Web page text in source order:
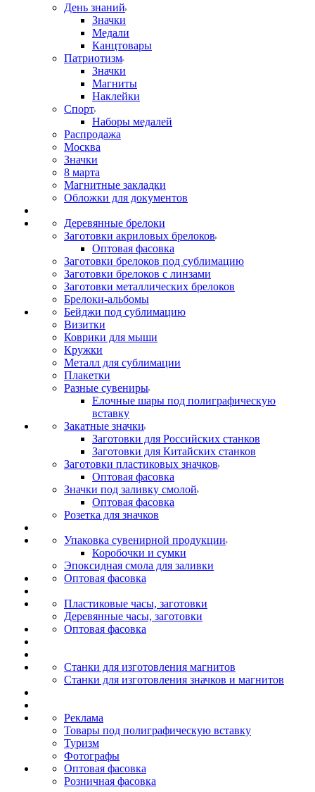
День знаний
Значки
Медали
Канцтовары
Патриотизм
Значки
Магниты
Наклейки
Спорт
Наборы медалей
Распродажа
Москва
Значки
8 марта
Магнитные закладки
Обложки для документов
Деревянные брелоки
Заготовки акриловых брелоков
Оптовая фасовка
Заготовки брелоков под сублимацию
Заготовки брелоков с линзами
Заготовки металлических брелоков
Брелоки-альбомы
Бейджи под сублимацию
Визитки
Коврики для мыши
Кружки
Металл для сублимации
Плакетки
Разные сувениры
Елочные шары под полиграфическую
вставку
Закатные значки
Заготовки для Российских станков
Заготовки для Китайских станков
Заготовки пластиковых значков
Оптовая фасовка
Значки под заливку смолой
Оптовая фасовка
Розетка для значков
Упаковка сувенирной продукции
Коробочки и сумки
Эпоксидная смола для заливки
Оптовая фасовка
Пластиковые часы, заготовки
Деревянные часы, заготовки
Оптовая фасовка
Станки для изготовления магнитов
Станки для изготовления значков и магнитов
Реклама
Товары под полиграфическую вставку
Туризм
Фотографы
Оптовая фасовка
Розничная фасовка